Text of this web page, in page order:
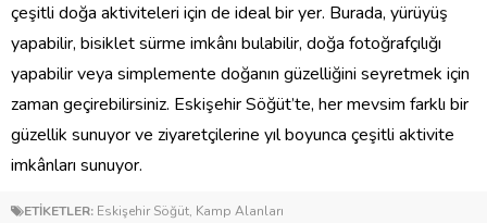
çeşitli doğa aktiviteleri için de ideal bir yer. Burada, yürüyüş
yapabilir, bisiklet sürme imkânı bulabilir, doğa fotoğrafçılığı
yapabilir veya simplemente doğanın güzelliğini seyretmek için
zaman geçirebilirsiniz. Eskişehir Söğüt’te, her mevsim farklı bir
güzellik sunuyor ve ziyaretçilerine yıl boyunca çeşitli aktivite
imkânları sunuyor.
ETİKETLER: Eskişehir Söğüt, Kamp Alanları